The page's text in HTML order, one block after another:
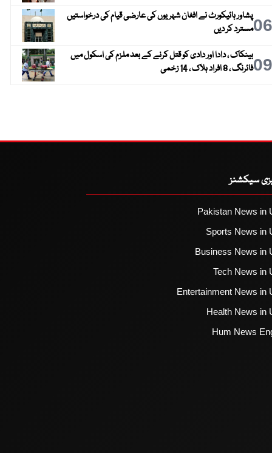
06پشاور ہائیکورٹ نے افغان شہریوں کی عارضی قیام کی درخواستیں
مسترد کر دیں
09بینکاک ، دادا اور دادی کو قتل کرنے کے بعد ملزم کی اسکول میں
فائرنگ ، 8 افراد ہلاک ، 14 زخمی
سیکشنز
Pakistan News in
Sports News in
Business News in
Tech News in
Entertainment News in
Health News in
Hum News